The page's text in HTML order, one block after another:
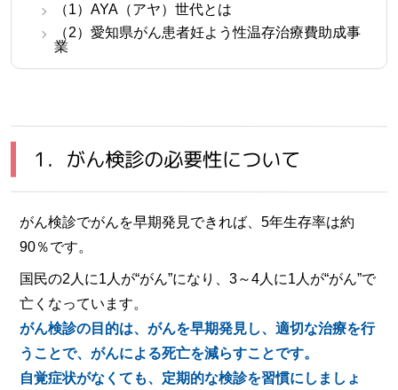
（1）AYA（アヤ）世代とは
（2）愛知県がん患者妊よう性温存治療費助成事
業
1．がん検診の必要性について
がん検診でがんを早期発見できれば、5年生存率は約
90％です。
国民の2人に1人が“がん”になり、3～4人に1人が“がん”で
亡くなっています。
がん検診の目的は、がんを早期発見し、適切な治療を行
うことで、がんによる死亡を減らすことです。
自覚症状がなくても、定期的な検診を習慣にしましょ